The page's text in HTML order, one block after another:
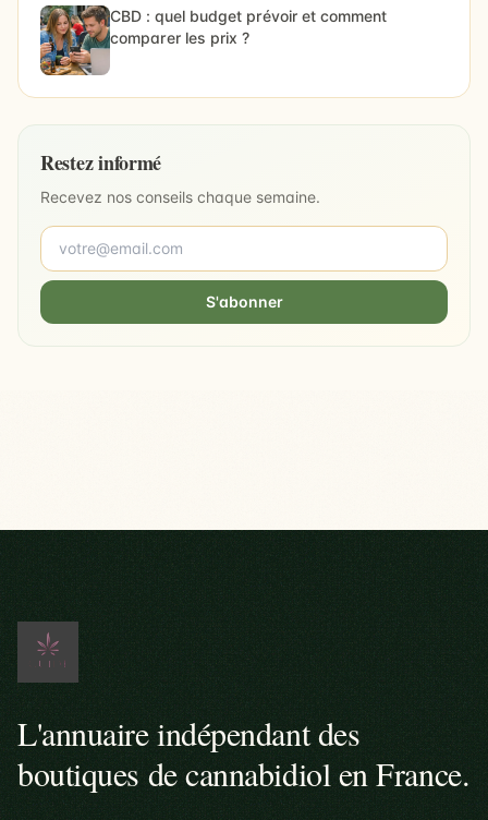
CBD : quel budget prévoir et comment
comparer les prix ?
Restez informé
Recevez nos conseils chaque semaine.
S'abonner
L'annuaire indépendant des
boutiques de cannabidiol en France.